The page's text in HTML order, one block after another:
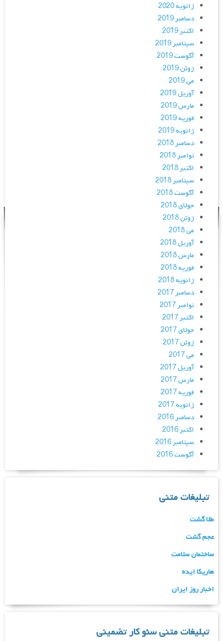
ژانویه 2020
دسامبر 2019
اکتبر 2019
سپتامبر 2019
آگوست 2019
ژوئن 2019
می 2019
آوریل 2019
مارس 2019
فوریه 2019
ژانویه 2019
دسامبر 2018
نوامبر 2018
اکتبر 2018
سپتامبر 2018
آگوست 2018
جولای 2018
ژوئن 2018
می 2018
آوریل 2018
مارس 2018
فوریه 2018
ژانویه 2018
دسامبر 2017
نوامبر 2017
اکتبر 2017
جولای 2017
ژوئن 2017
می 2017
آوریل 2017
مارس 2017
فوریه 2017
ژانویه 2017
دسامبر 2016
اکتبر 2016
سپتامبر 2016
آگوست 2016
تبلیغات متنی
طلا گشت
عجم گشت
ساختمان سلامت
هاریکا ایده
اخبار روز ایران
تبلیغات متنی سئو کار تضمینی